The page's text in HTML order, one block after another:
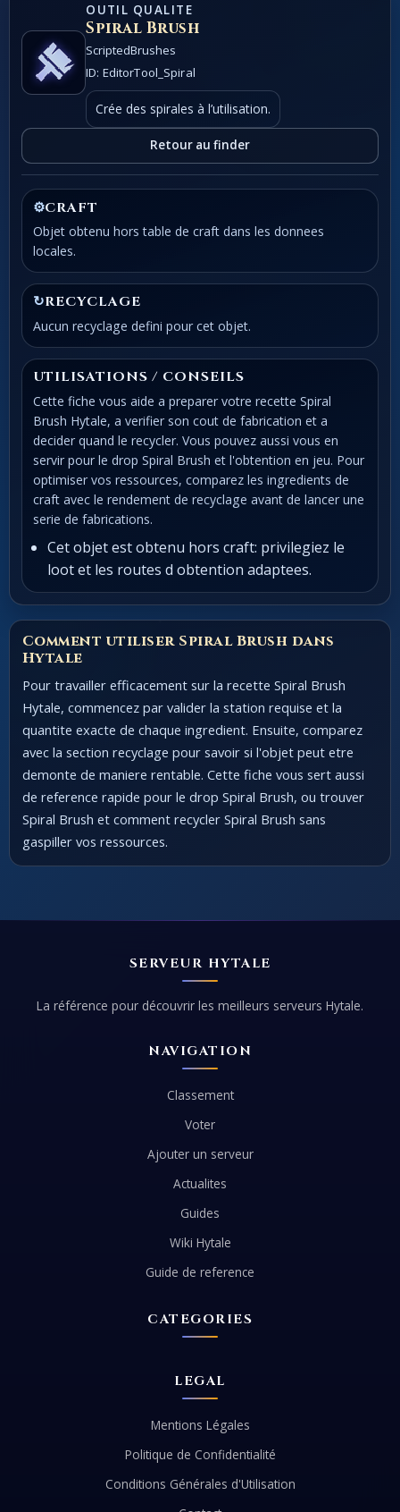
OUTIL QUALITE
Spiral Brush
ScriptedBrushes
ID: EditorTool_Spiral
Crée des spirales à l’utilisation.
Retour au finder
⚙CRAFT
Objet obtenu hors table de craft dans les donnees
locales.
↻RECYCLAGE
Aucun recyclage defini pour cet objet.
UTILISATIONS / CONSEILS
Cette fiche vous aide a preparer votre recette Spiral
Brush Hytale, a verifier son cout de fabrication et a
decider quand le recycler. Vous pouvez aussi vous en
servir pour le drop Spiral Brush et l'obtention en jeu. Pour
optimiser vos ressources, comparez les ingredients de
craft avec le rendement de recyclage avant de lancer une
serie de fabrications.
Cet objet est obtenu hors craft: privilegiez le
loot et les routes d obtention adaptees.
Comment utiliser Spiral Brush dans
Hytale
Pour travailler efficacement sur la recette Spiral Brush
Hytale, commencez par valider la station requise et la
quantite exacte de chaque ingredient. Ensuite, comparez
avec la section recyclage pour savoir si l'objet peut etre
demonte de maniere rentable. Cette fiche vous sert aussi
de reference rapide pour le drop Spiral Brush, ou trouver
Spiral Brush et comment recycler Spiral Brush sans
gaspiller vos ressources.
SERVEUR HYTALE
La référence pour découvrir les meilleurs serveurs Hytale.
NAVIGATION
Classement
Voter
Ajouter un serveur
Actualites
Guides
Wiki Hytale
Guide de reference
CATEGORIES
LEGAL
Mentions Légales
Politique de Confidentialité
Conditions Générales d'Utilisation